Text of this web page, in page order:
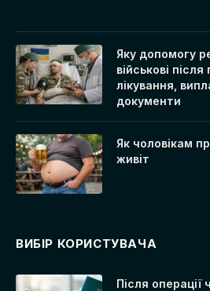
Яку допомогу
військові
лікування,
документи
Як чоловікам
живіт
ВИБІР КОРИСТУВАЧА
Після